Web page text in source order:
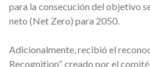
para la consecución del objetivo
neto (Net Zero) para 2050.
Adicionalmente, recibió el
Recognition”, creado por el